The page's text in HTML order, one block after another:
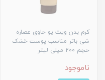
کرم بدن ویت یو حاوی عصاره
شی باتر مناسب پوست خشک
حجم 200 میلی لیتر
ناموجود